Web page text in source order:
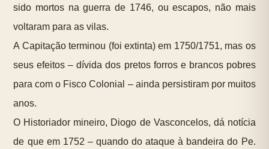
sido mortos na guerra de 1746, ou escapos, não mais
voltaram para as vilas.
A Capitação terminou (foi extinta) em 1750/1751, mas os
seus efeitos – dívida dos pretos forros e brancos pobres
para com o Fisco Colonial – ainda persistiram por muitos
anos.
O Historiador mineiro, Diogo de Vasconcelos, dá notícia
de que em 1752 – quando do ataque à bandeira do Pe.